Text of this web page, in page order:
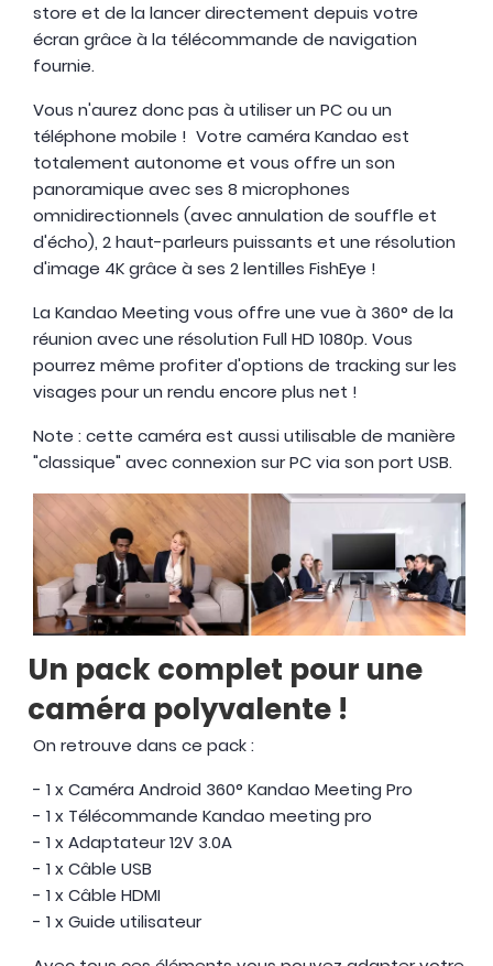
store et de la lancer directement depuis votre
écran grâce à la télécommande de navigation
fournie.
Vous n'aurez donc pas à utiliser un PC ou un
téléphone mobile ! Votre caméra Kandao est
totalement autonome et vous offre un son
panoramique avec ses 8 microphones
omnidirectionnels (avec annulation de souffle et
d'écho), 2 haut-parleurs puissants et une résolution
d'image 4K grâce à ses 2 lentilles FishEye !
La Kandao Meeting vous offre une vue à 360° de la
réunion avec une résolution Full HD 1080p. Vous
pourrez même profiter d'options de tracking sur les
visages pour un rendu encore plus net !
Note : cette caméra est aussi utilisable de manière
"classique" avec connexion sur PC via son port USB.
Un pack complet pour une
caméra polyvalente !
On retrouve dans ce pack :
- 1 x Caméra Android 360° Kandao Meeting Pro
- 1 x Télécommande Kandao meeting pro
- 1 x Adaptateur 12V 3.0A
- 1 x Câble USB
- 1 x Câble HDMI
- 1 x Guide utilisateur